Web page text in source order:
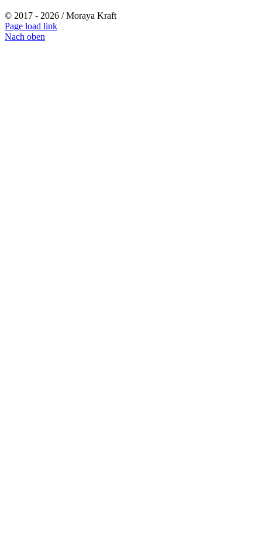
© 2017 - 2026 / Moraya Kraft
Page load link
Nach oben